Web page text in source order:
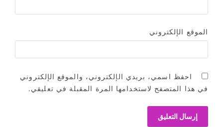
الموقع الإلكتروني
احفظ اسمي، بريدي الإلكتروني، والموقع الإلكتروني
في هذا المتصفح لاستخدامها المرة المقبلة في تعليقي.